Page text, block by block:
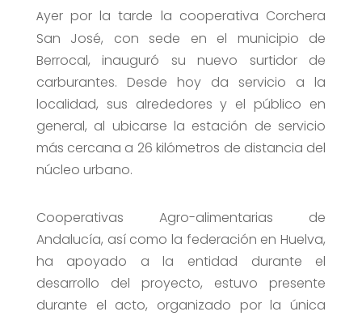
Ayer por la tarde la cooperativa Corchera
San José, con sede en el municipio de
Berrocal, inauguró su nuevo surtidor de
carburantes. Desde hoy da servicio a la
localidad, sus alrededores y el público en
general, al ubicarse la estación de servicio
más cercana a 26 kilómetros de distancia del
núcleo urbano.
Cooperativas Agro-alimentarias de
Andalucía, así como la federación en Huelva,
ha apoyado a la entidad durante el
desarrollo del proyecto, estuvo presente
durante el acto, organizado por la única